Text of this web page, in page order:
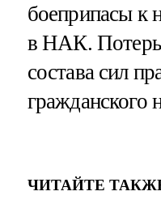
боеприпасы
в НАК. Потерь
состава сил
гражданского
ЧИТАЙТЕ